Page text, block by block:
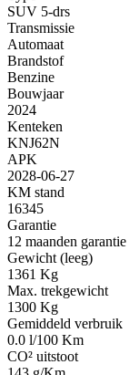
SUV 5-drs
Transmissie
Automaat
Brandstof
Benzine
Bouwjaar
2024
Kenteken
KNJ62N
APK
2028-06-27
KM stand
16345
Garantie
12 maanden garantie
Gewicht (leeg)
1361 Kg
Max. trekgewicht
1300 Kg
Gemiddeld verbruik
0.0 l/100 Km
CO² uitstoot